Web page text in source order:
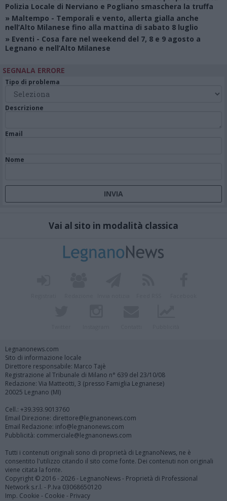
Polizia Locale di Nerviano e Pogliano smaschera la truffa
» Maltempo - Temporali e vento, allerta gialla anche
nell’Alto Milanese fino alla mattina di sabato 8 luglio
» Eventi - Cosa fare nel weekend del 7, 8 e 9 agosto a
Legnano e nell’Alto Milanese
SEGNALA ERRORE
Tipo di problema
Descrizione
Email
Nome
Vai al sito in modalità classica
Legnanonews.com
Sito di informazione locale
Direttore responsabile: Marco Tajè
Registrazione al Tribunale di Milano n° 639 del 23/10/08
Redazione: Via Matteotti, 3 (presso Famiglia Legnanese)
20025 Legnano (MI)
Cell.: +39.393.9013760
Email Direzione: direttore@legnanonews.com
Email Redazione: info@legnanonews.com
Pubblicità: commerciale@legnanonews.com
Tutti i contenuti originali sono di proprietà di LegnanoNews, ne è
consentito l'utilizzo citando il sito come fonte. Dei contenuti non originali
viene citata la fonte.
Copyright © 2016 - 2026 - LegnanoNews - Proprietà di Professional
Network s.r.l. - P.Iva 03068650120
Imp. Cookie - Cookie - Privacy